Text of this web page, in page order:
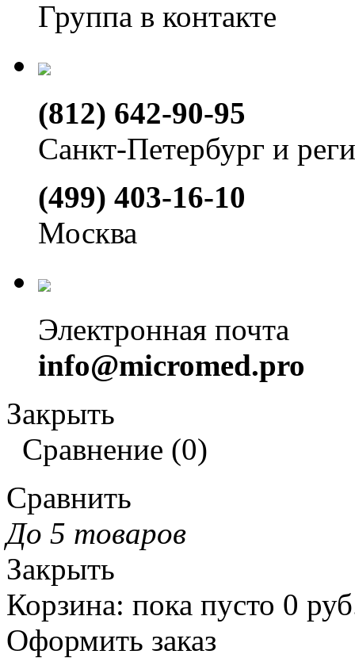
Группа в контакте
(812) 642-90-95
Санкт-Петербург и
(499) 403-16-10
Москва
Электронная почта
info@micromed.pro
Закрыть
Сравнение (0)
Сравнить
До 5 товаров
Закрыть
Корзина: пока пусто 0
Оформить заказ